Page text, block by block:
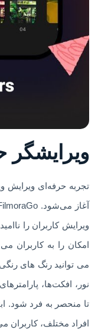
ویرایشگر
تجربه حرفه‌ای ویرایش
ویرایش کاربران را
امکان را به کاربران
می توانید رنگ های
نور، افکت‌ها،
تا منحصر به فرد شود.
افراد مختلف، کاربران